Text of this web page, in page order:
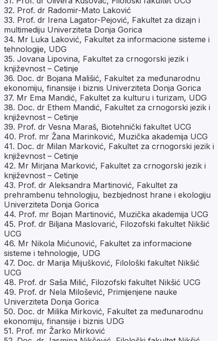
32. Prof. dr Radomir-Mato Laković
33. Prof. dr Irena Lagator-Pejović, Fakultet za dizajn i
multimediju Univerziteta Donja Gorica
34. Mr Luka Laković, Fakultet za informacione sisteme i
tehnologije, UDG
35. Jovana Lipovina, Fakultet za crnogorski jezik i
književnost – Cetinje
36. Doc. dr Bojana Mališić, Fakultet za međunarodnu
ekonomiju, finansije i biznis Univerziteta Donja Gorica
37. Mr Ema Mandić, Fakultet za kulturu i turizam, UDG
38. Doc. dr Ethem Mandić, Fakultet za crnogorski jezik i
književnost – Cetinje
39. Prof. dr Vesna Maraš, Biotehnički fakultet UCG
40. Prof. mr Žana Marinković, Muzička akademija UCG
41. Doc. dr Milan Marković, Fakultet za crnogorski jezik i
književnost – Cetinje
42. Mr Mirjana Marković, Fakultet za crnogorski jezik i
književnost – Cetinje
43. Prof. dr Aleksandra Martinović, Fakultet za
prehrambenu tehnologiju, bezbjednost hrane i ekologiju
Univerziteta Donja Gorica
44. Prof. mr Bojan Martinović, Muzička akademija UCG
45. Prof. dr Biljana Maslovarić, Filozofski fakultet Nikšić
UCG
46. Mr Nikola Mićunović, Fakultet za informacione
sisteme i tehnologije, UDG
47. Doc. dr Marija Mijušković, Filološki fakultet Nikšić
UCG
48. Prof. dr Saša Milić, Filozofski fakultet Nikšić UCG
49. Prof. dr Nela Milošević, Primijenjene nauke
Univerziteta Donja Gorica
50. Doc. dr Milika Mirković, Fakultet za međunarodnu
ekonomiju, finansije i biznis UDG
51. Prof. mr Žarko Mirković